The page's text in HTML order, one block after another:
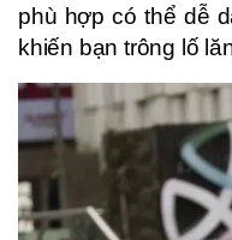
phù hợp có thể dễ
khiến bạn trông lố